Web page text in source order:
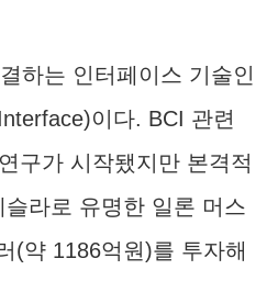
하는 인터페이스 기술인
이다. BCI 관련
구가 시작됐지만 본격적
라로 유명한 일론 머스
(약 1186억원)를 투자해